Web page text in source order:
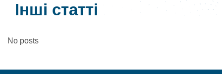
Інші статті
No posts